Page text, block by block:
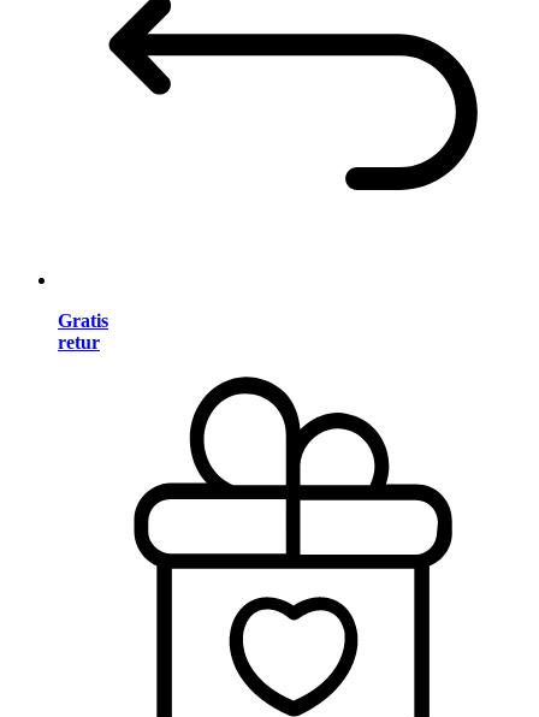
Gratis
retur